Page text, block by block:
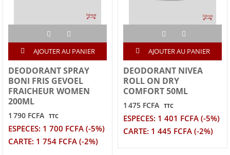
AJOUTER AU PANIER
DEODORANT SPRAY
BONI FRIS GEVOEL
FRAICHEUR WOMEN
200ML
1 790 FCFA TTC
ESPECES: 1 700 FCFA (-5%)
CARTE: 1 754 FCFA (-2%)
AJOUTER AU PANIER
DEODORANT NIVEA
ROLL ON DRY
COMFORT 50ML
1 475 FCFA TTC
ESPECES: 1 401 FCFA (-5%)
CARTE: 1 445 FCFA (-2%)